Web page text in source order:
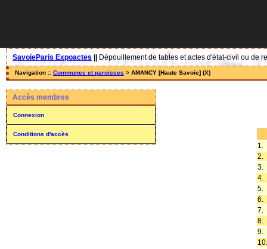
SavoieParis Expoactes Dépouillement de tables et actes d'état-civil ou de
Navigation :: Communes et paroisses > AMANCY [Haute Savoie] (X)
Accès membres
Connexion
Conditions d'accès
1.
2.
3.
4.
5.
6.
7.
8.
9.
10.